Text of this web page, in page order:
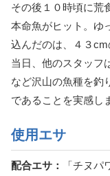
その後１０時頃に荒
本命魚がヒット。ゆ
込んだのは、４３cm
当日、他のスタッフ
など沢山の魚種を釣
であることを実感し
使用エサ
配合エサ：
「チヌ